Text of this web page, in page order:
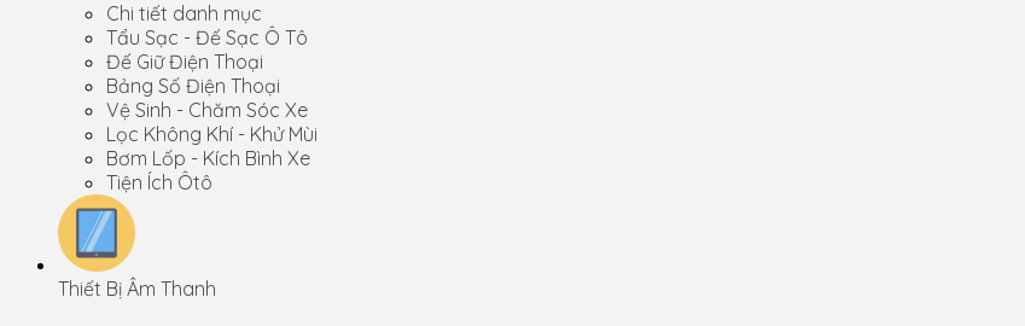
Chi tiết danh mục
Tẩu Sạc - Đế Sạc Ô Tô
Đế Giữ Điện Thoại
Bảng Số Điện Thoại
Vệ Sinh - Chăm Sóc Xe
Lọc Không Khí - Khử Mùi
Bơm Lốp - Kích Bình Xe
Tiện Ích Ôtô
Thiết Bị Âm Thanh